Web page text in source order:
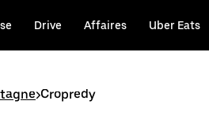
Drive Affaires Uber Eats
>Cropredy